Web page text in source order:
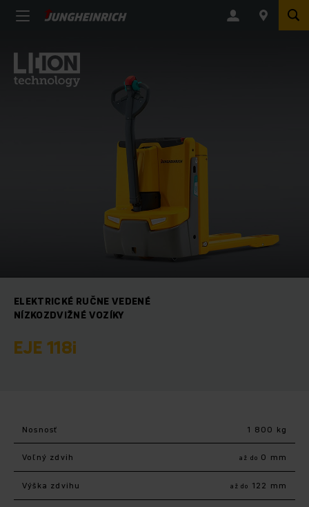
ELEKTRICKÉ RUČNE VEDENÉ
NÍZKOZDVIŽNÉ VOZÍKY
EJE 118i
Nosnosť 1 800 kg
Voľný zdvih až do 0 mm
Výška zdvihu až do 122 mm